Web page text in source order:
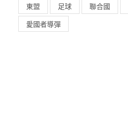
東盟
足球 聯合國
愛國者導彈